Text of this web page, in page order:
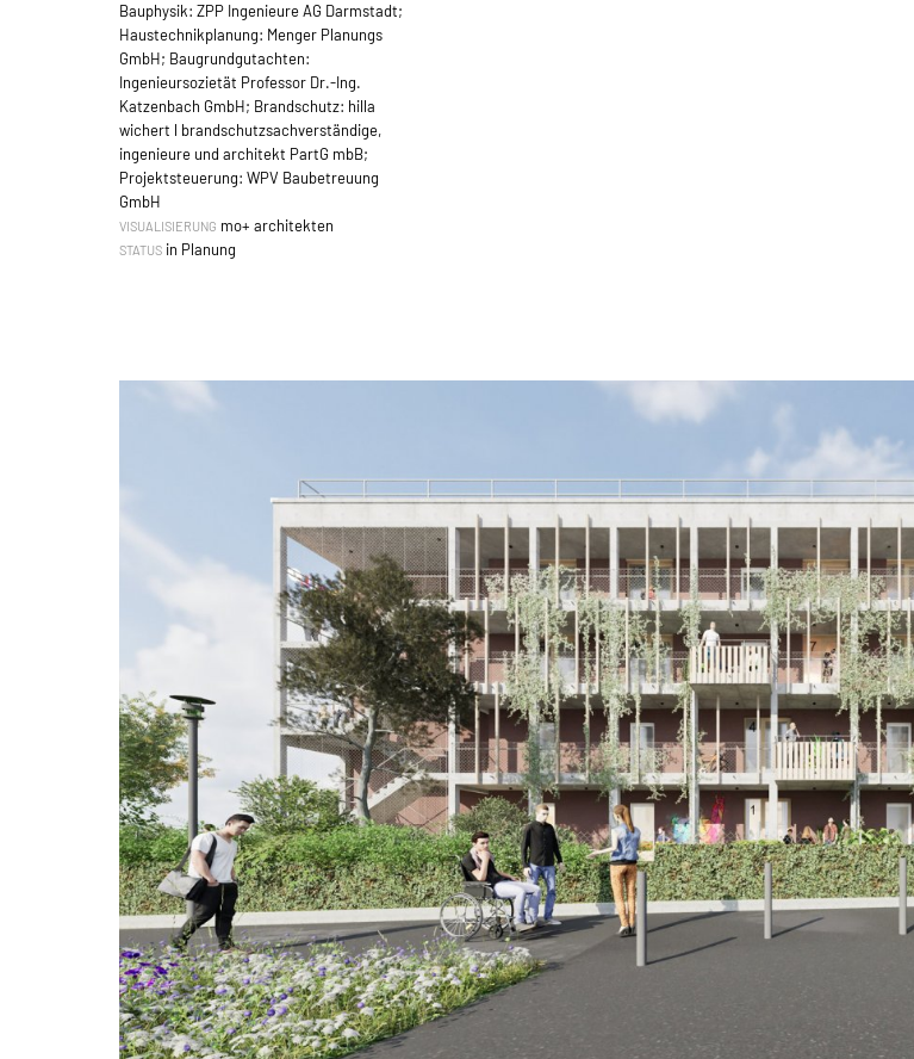
Bauphysik: ZPP Ingenieure AG Darmstadt;
Haustechnikplanung: Menger Planungs
GmbH; Baugrundgutachten:
Ingenieursozietät Professor Dr.-Ing.
Katzenbach GmbH; Brandschutz: hilla
wichert l brandschutzsachverständige,
ingenieure und architekt PartG mbB;
Projektsteuerung: WPV Baubetreuung
GmbH
VISUALISIERUNG mo+ architekten
STATUS in Planung